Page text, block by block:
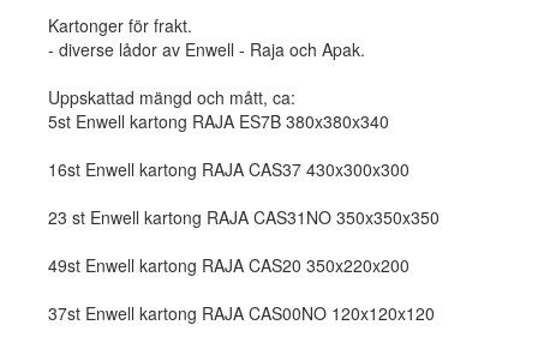
Kartonger för frakt.
- diverse lådor av Enwell - Raja och Apak.
Uppskattad mängd och mått, ca:
5st Enwell kartong RAJA ES7B 380x380x340
16st Enwell kartong RAJA CAS37 430x300x300
23 st Enwell kartong RAJA CAS31NO 350x350x350
49st Enwell kartong RAJA CAS20 350x220x200
37st Enwell kartong RAJA CAS00NO 120x120x120